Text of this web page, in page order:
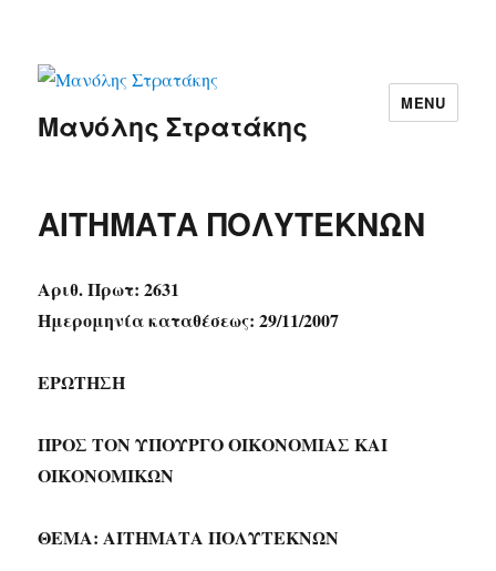
Μανόλης Στρατάκης
MENU
ΑΙΤΗΜΑΤΑ ΠΟΛΥΤΕΚΝΩΝ
Αριθ. Πρωτ: 2631
Ημερομηνία καταθέσεως: 29/11/2007
ΕΡΩΤΗΣΗ
ΠΡΟΣ ΤΟΝ ΥΠΟΥΡΓΟ ΟΙΚΟΝΟΜΙΑΣ ΚΑΙ
ΟΙΚΟΝΟΜΙΚΩΝ
ΘΕΜΑ: ΑΙΤΗΜΑΤΑ ΠΟΛΥΤΕΚΝΩΝ